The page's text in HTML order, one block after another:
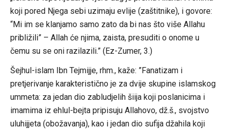
koji pored Njega sebi uzimaju evlije (zaštitnike), i govore:
“Mi im se klanjamo samo zato da bi nas što više Allahu
približili” – Allah će njima, zaista, presuditi o onome u
čemu su se oni razilazili.” (Ez-Zumer, 3.)
Šejhul-islam Ibn Tejmijje, rhm., kaže: ”Fanatizam i
pretjerivanje karakteristično je za dvije skupine islamskog
ummeta: za jedan dio zabludjelih šiija koji poslanicima i
imamima iz ehlul-bejta pripisuju Allahovo, dž.š., svojstvo
uluhijjeta (obožavanja), kao i jedan dio sufija džahila koji